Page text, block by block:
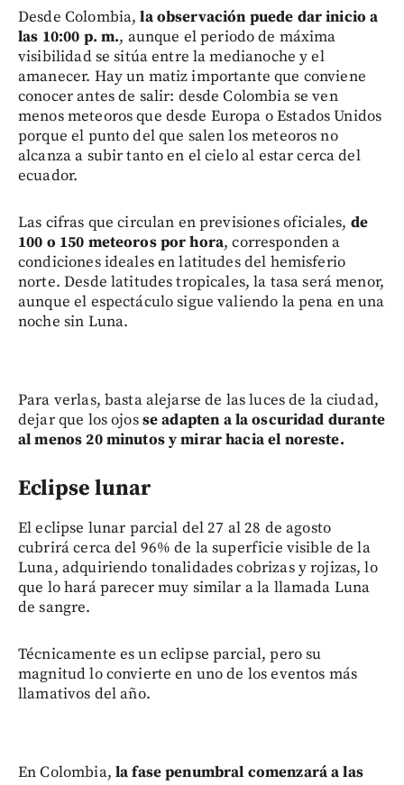
Desde Colombia, la observación puede dar inicio a
las 10:00 p. m., aunque el periodo de máxima
visibilidad se sitúa entre la medianoche y el
amanecer. Hay un matiz importante que conviene
conocer antes de salir: desde Colombia se ven
menos meteoros que desde Europa o Estados Unidos
porque el punto del que salen los meteoros no
alcanza a subir tanto en el cielo al estar cerca del
ecuador.
Las cifras que circulan en previsiones oficiales, de
100 o 150 meteoros por hora, corresponden a
condiciones ideales en latitudes del hemisferio
norte. Desde latitudes tropicales, la tasa será menor,
aunque el espectáculo sigue valiendo la pena en una
noche sin Luna.
Para verlas, basta alejarse de las luces de la ciudad,
dejar que los ojosse adapten a la oscuridad durante
al menos 20 minutos y mirar hacia el noreste.
Eclipse lunar
El eclipse lunar parcial del 27 al 28 de agosto
cubrirá cerca del 96% de la superficie visible de la
Luna, adquiriendo tonalidades cobrizas y rojizas, lo
que lo hará parecer muy similar a la llamada Luna
de sangre.
Técnicamente es un eclipse parcial, pero su
magnitud lo convierte en uno de los eventos más
llamativos del año.
En Colombia, la fase penumbral comenzará a las